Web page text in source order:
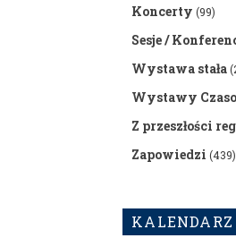
Koncerty (99)
Sesje /
Wystawa stała
Wystawy
Z przeszłości
Zapowiedzi (439)